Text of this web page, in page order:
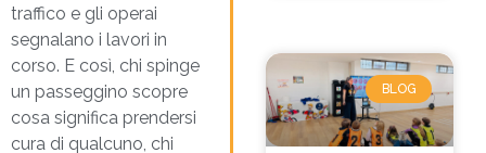
traffico e gli operai
segnalano i lavori in
corso. E così, chi spinge
un passeggino scopre
cosa significa prendersi
cura di qualcuno, chi
BLOG